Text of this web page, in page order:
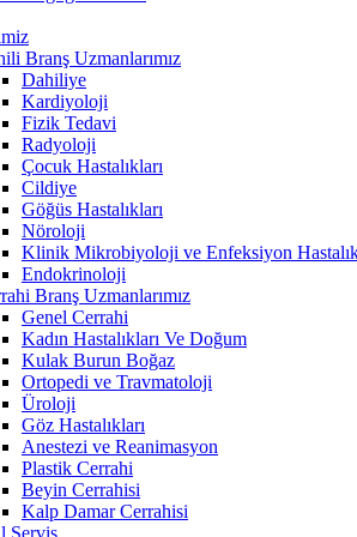
Branş Uzmanlarımız
Dahiliye
Kardiyoloji
Fizik Tedavi
Radyoloji
Çocuk Hastalıkları
Cildiye
Göğüs Hastalıkları
Nöroloji
Klinik Mikrobiyoloji ve Enfeksiyon
Endokrinoloji
Branş Uzmanlarımız
Genel Cerrahi
Kadın Hastalıkları Ve Doğum
Kulak Burun Boğaz
Ortopedi ve Travmatoloji
Üroloji
Göz Hastalıkları
Anestezi ve Reanimasyon
Plastik Cerrahi
Beyin Cerrahisi
Kalp Damar Cerrahisi
Servis